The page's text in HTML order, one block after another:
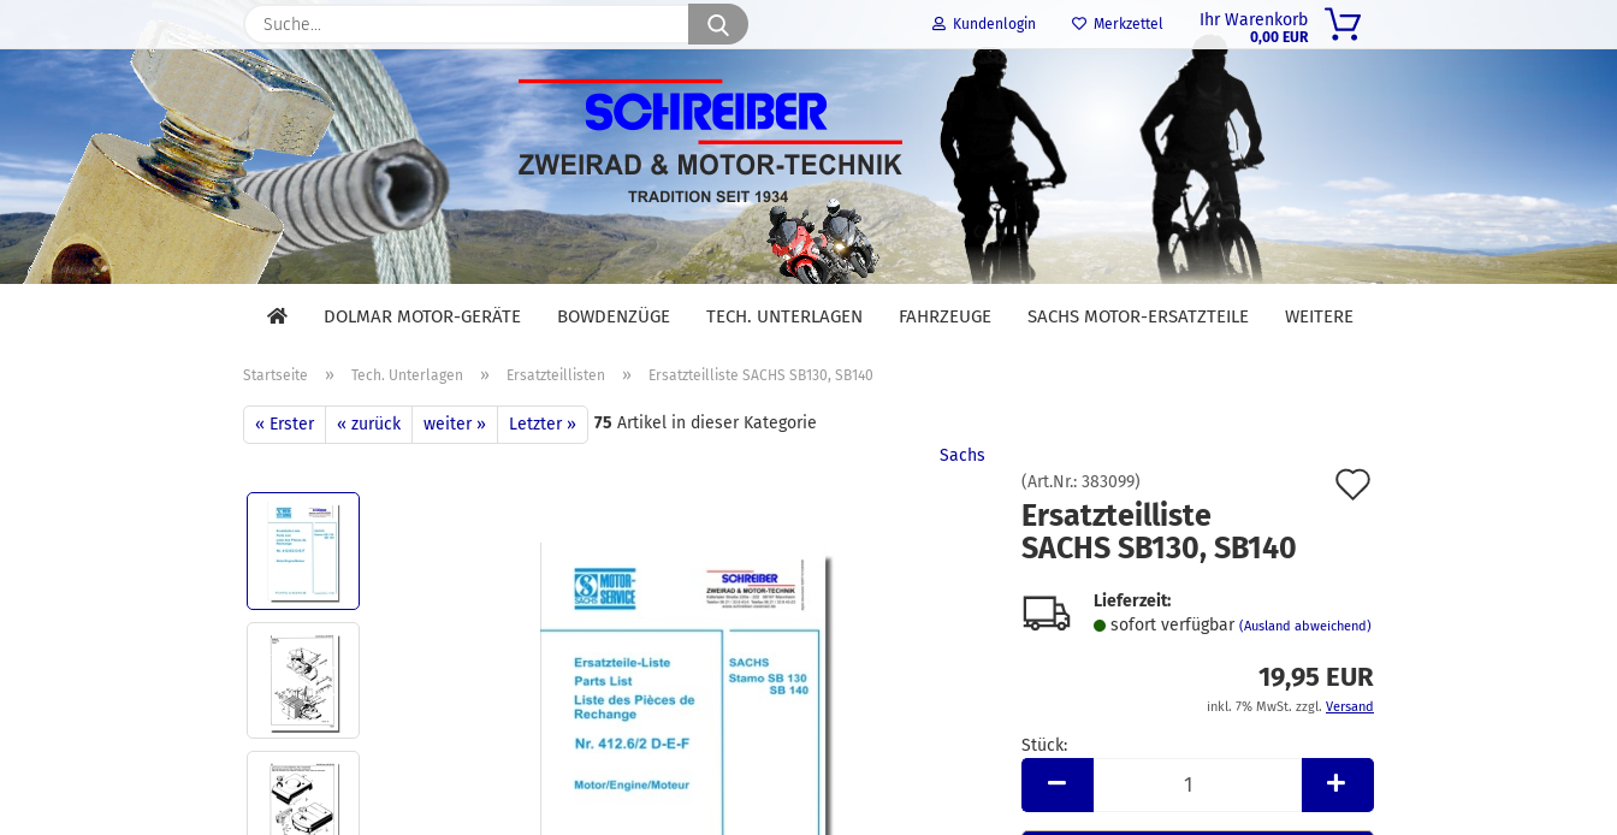
Kundenlogin
E-Mail
Passwort
Konto erstellen
Merkzettel
Suche... Ihr Warenkorb
0,00 EUR
DOLMAR MOTOR-GERÄTE BOWDENZÜGE TECH. UNTERLAGEN FAHRZEUGE SACHS MOTOR-ERSATZTEILE WEITERE
Startseite » Tech. Unterlagen » Ersatzteillisten » Ersatzteilliste SACHS SB130, SB140
« Erster « zurück weiter » Letzter » 75 Artikel in dieser Kategorie
Sachs
(Art.Nr.: 383099)
Ersatzteilliste
SACHS SB130, SB140
Lieferzeit:
sofort verfügbar (Ausland abweichend)
19,95 EUR
inkl. 7% MwSt. zzgl. Versand
Stück:
Stück